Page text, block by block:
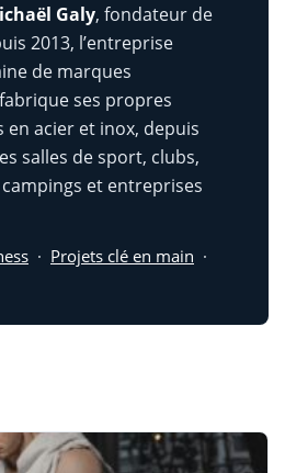
Galy, fondateur de
2013, l’entreprise
de marques
ses propres
acier et inox, depuis
salles de sport, clubs,
et entreprises
· Projets clé en main ·